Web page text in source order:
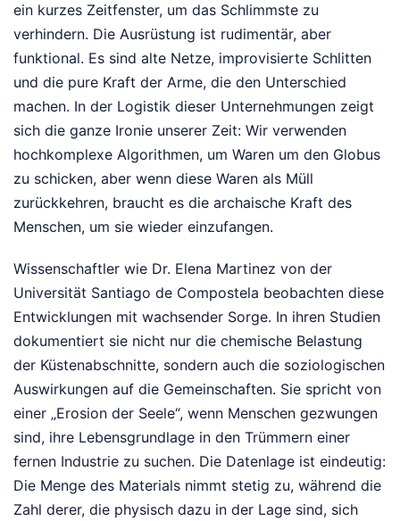
ein kurzes Zeitfenster, um das Schlimmste zu
verhindern. Die Ausrüstung ist rudimentär, aber
funktional. Es sind alte Netze, improvisierte Schlitten
und die pure Kraft der Arme, die den Unterschied
machen. In der Logistik dieser Unternehmungen zeigt
sich die ganze Ironie unserer Zeit: Wir verwenden
hochkomplexe Algorithmen, um Waren um den Globus
zu schicken, aber wenn diese Waren als Müll
zurückkehren, braucht es die archaische Kraft des
Menschen, um sie wieder einzufangen.
Wissenschaftler wie Dr. Elena Martinez von der
Universität Santiago de Compostela beobachten diese
Entwicklungen mit wachsender Sorge. In ihren Studien
dokumentiert sie nicht nur die chemische Belastung
der Küstenabschnitte, sondern auch die soziologischen
Auswirkungen auf die Gemeinschaften. Sie spricht von
einer „Erosion der Seele“, wenn Menschen gezwungen
sind, ihre Lebensgrundlage in den Trümmern einer
fernen Industrie zu suchen. Die Datenlage ist eindeutig:
Die Menge des Materials nimmt stetig zu, während die
Zahl derer, die physisch dazu in der Lage sind, sich